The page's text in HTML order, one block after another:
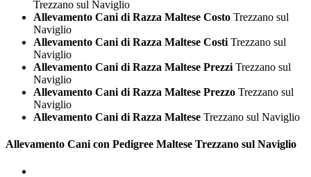
Trezzano sul Naviglio
Allevamento Cani di Razza Maltese Costo Trezzano sul
Naviglio
Allevamento Cani di Razza Maltese Costi Trezzano sul
Naviglio
Allevamento Cani di Razza Maltese Prezzi Trezzano sul
Naviglio
Allevamento Cani di Razza Maltese Prezzo Trezzano sul
Naviglio
Allevamento Cani di Razza Maltese Trezzano sul Naviglio
Allevamento Cani con Pedigree Maltese Trezzano sul Naviglio